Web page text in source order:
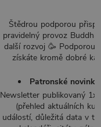
Štědrou podporou
pravidelný provoz
další rozvoj 🥳 Podporou
získáte kromě dobré
Patronské novinky
Newsletter publikovaný 1x
(přehled aktuálních
událostí, důležitá data v